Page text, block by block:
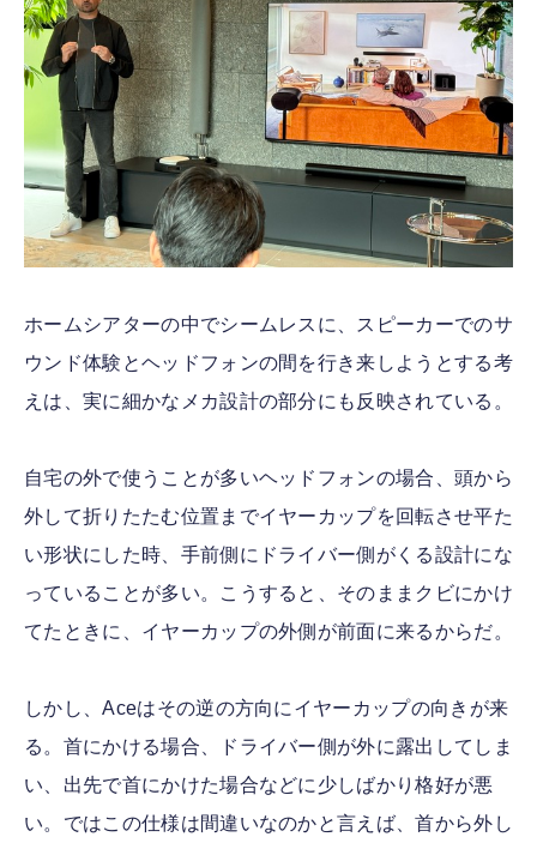
ホームシアターの中でシームレスに、スピーカーでのサ
ウンド体験とヘッドフォンの間を行き来しようとする考
えは、実に細かなメカ設計の部分にも反映されている。
自宅の外で使うことが多いヘッドフォンの場合、頭から
外して折りたたむ位置までイヤーカップを回転させ平た
い形状にした時、手前側にドライバー側がくる設計にな
っていることが多い。こうすると、そのままクビにかけ
てたときに、イヤーカップの外側が前面に来るからだ。
しかし、Aceはその逆の方向にイヤーカップの向きが来
る。首にかける場合、ドライバー側が外に露出してしま
い、出先で首にかけた場合などに少しばかり格好が悪
い。ではこの仕様は間違いなのかと言えば、首から外し